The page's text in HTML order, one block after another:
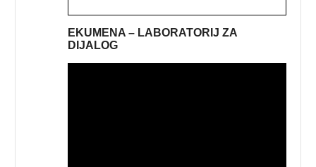
EKUMENA – LABORATORIJ ZA
DIJALOG